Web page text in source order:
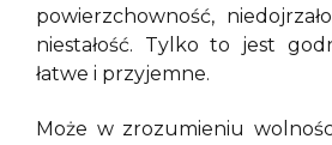
powierzchowność,
niestałość. Tylko to jest
łatwe i przyjemne.
Może w zrozumieniu